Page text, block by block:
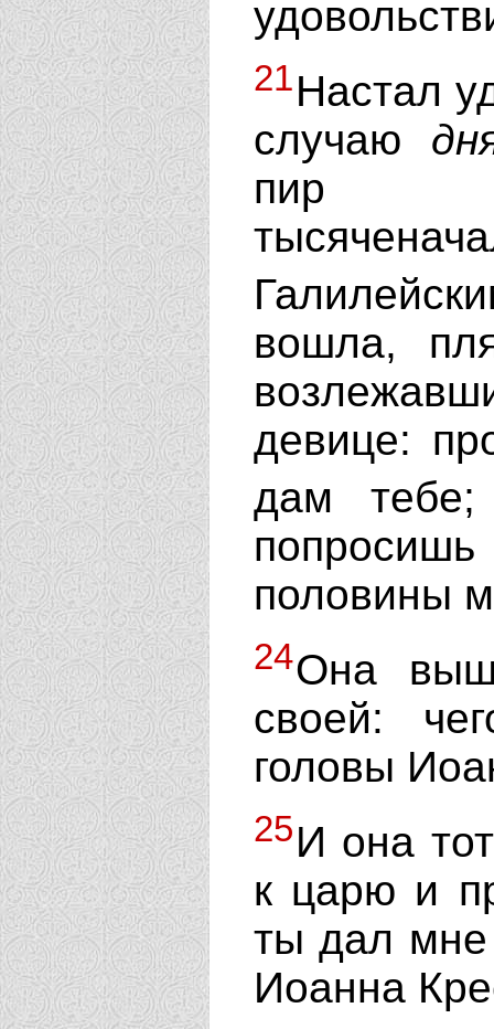
21Настал
случаю
пир
вошла,
девице:
дам
половины
24Она
своей:
головы
25И она
к царю и
ты дал мне
Иоанна